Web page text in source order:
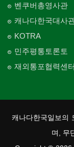
벤쿠버총영사관
캐나다한국대사
KOTRA
민주평통토론토
재외통포협력센터
캐나다한국일보의
며, 무